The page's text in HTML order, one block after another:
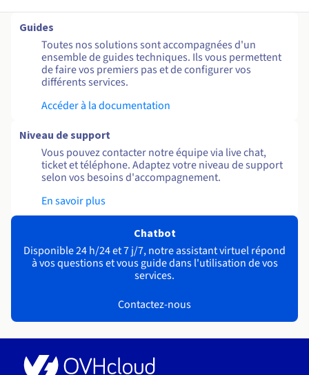
Guides
Toutes nos solutions sont accompagnées d'un
ensemble de guides techniques. Ils vous permettent
de faire vos premiers pas et de configurer vos
différents services.
Accéder à la documentation
Niveau de support
Vous pouvez contacter notre équipe via live chat,
ticket et téléphone. Adaptez votre niveau de support
selon vos besoins d'accompagnement.
En savoir plus
Chatbot
Disponible 24 h/24 et 7 j/7, notre assistant virtuel répond
à vos questions et vous guide dans l'utilisation de vos
services.
Contactez-nous